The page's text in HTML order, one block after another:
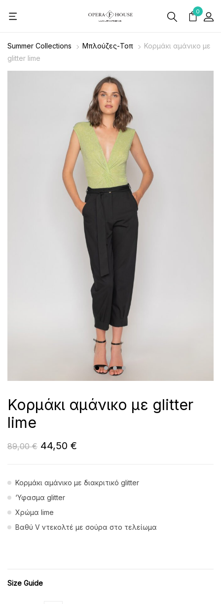
0
Summer Collections Μπλούζες-Τοπ
Κορμάκι αμάνικο με
glitter lime
Κορμάκι αμάνικο με glitter
lime
89,00€ 44,50 €
Κορμάκι αμάνικο με διακριτικό glitter
‘Υφασμα glitter
Χρώμα lime
Βαθύ V ντεκολτέ με σούρα στο τελείωμα
Size Guide